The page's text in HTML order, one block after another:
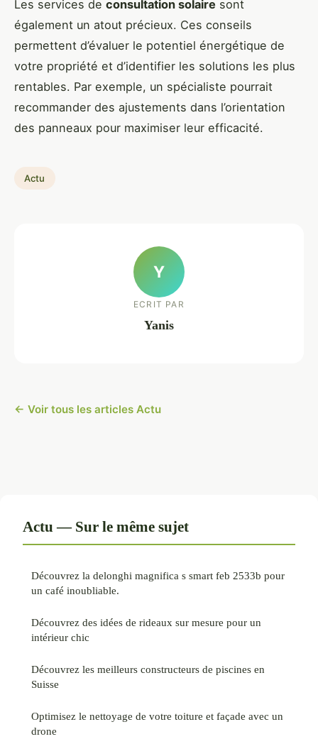
Les services de consultation solaire sont
également un atout précieux. Ces conseils
permettent d’évaluer le potentiel énergétique de
votre propriété et d’identifier les solutions les plus
rentables. Par exemple, un spécialiste pourrait
recommander des ajustements dans l’orientation
des panneaux pour maximiser leur efficacité.
Actu
Y
ECRIT PAR
Yanis
← Voir tous les articles Actu
Actu — Sur le même sujet
Découvrez la delonghi magnifica s smart feb 2533b pour
un café inoubliable.
Découvrez des idées de rideaux sur mesure pour un
intérieur chic
Découvrez les meilleurs constructeurs de piscines en
Suisse
Optimisez le nettoyage de votre toiture et façade avec un
drone